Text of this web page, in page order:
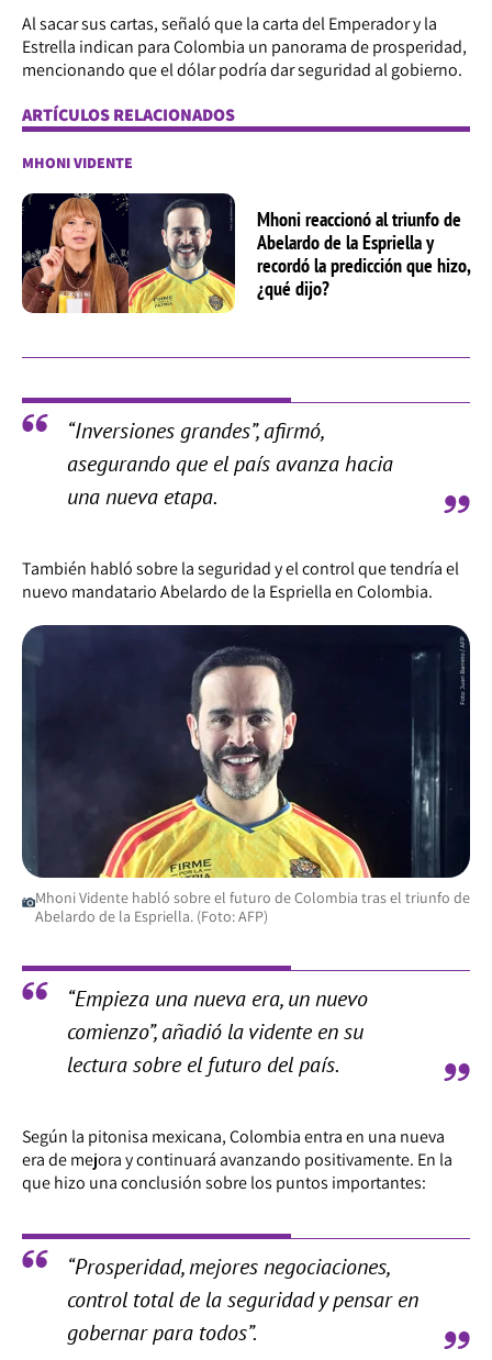
Al sacar sus cartas, señaló que la carta del Emperador y la
Estrella indican para Colombia un panorama de prosperidad,
mencionando que el dólar podría dar seguridad al gobierno.
ARTÍCULOS RELACIONADOS
MHONI VIDENTE
Mhoni reaccionó al triunfo de
Abelardo de la Espriella y
recordó la predicción que hizo,
¿qué dijo?
“Inversiones grandes”, afirmó,
asegurando que el país avanza hacia
una nueva etapa.
También habló sobre la seguridad y el control que tendría el
nuevo mandatario Abelardo de la Espriella en Colombia.
Mhoni Vidente habló sobre el futuro de Colombia tras el triunfo de
Abelardo de la Espriella. (Foto: AFP)
“Empieza una nueva era, un nuevo
comienzo”, añadió la vidente en su
lectura sobre el futuro del país.
Según la pitonisa mexicana, Colombia entra en una nueva
era de mejora y continuará avanzando positivamente. En la
que hizo una conclusión sobre los puntos importantes:
“Prosperidad, mejores negociaciones,
control total de la seguridad y pensar en
gobernar para todos”.